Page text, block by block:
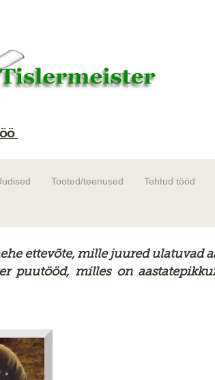
Tooted/teenused Tehtud tööd
ettevõte, mille juured ulatuvad
puutööd, milles on